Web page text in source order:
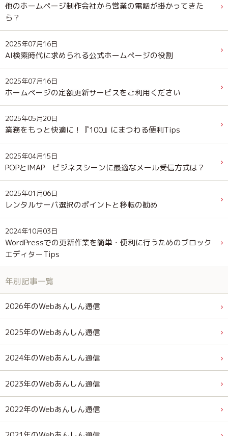
他のホームページ制作会社から営業の電話が掛かってきた
ら？
2025年07月16日
AI検索時代に求められる公式ホームページの役割
2025年07月16日
ホームページの定額更新サービスをご利用ください
2025年05月20日
業務をもっと快適に！『100』にまつわる便利Tips
2025年04月15日
POPとIMAP ビジネスシーンに最適なメール受信方式は？
2025年01月06日
レンタルサーバ選択のポイントと移転の勧め
2024年10月03日
WordPressでの更新作業を簡単・便利に行うためのブロック
エディターTips
年別記事一覧
2026年のWebあんしん通信
2025年のWebあんしん通信
2024年のWebあんしん通信
2023年のWebあんしん通信
2022年のWebあんしん通信